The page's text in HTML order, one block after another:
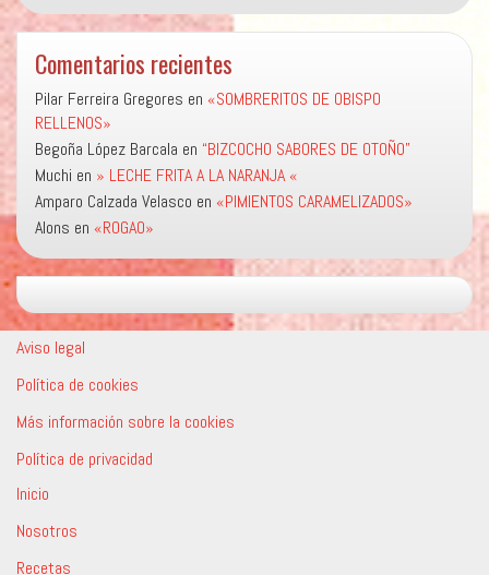
Comentarios recientes
Pilar Ferreira Gregores en «SOMBRERITOS DE OBISPO
RELLENOS»
Begoña López Barcala en “BIZCOCHO SABORES DE OTOÑO”
Muchi en » LECHE FRITA A LA NARANJA «
Amparo Calzada Velasco en «PIMIENTOS CARAMELIZADOS»
Alons en «ROGAO»
Aviso legal
Política de cookies
Más información sobre la cookies
Política de privacidad
Inicio
Nosotros
Recetas